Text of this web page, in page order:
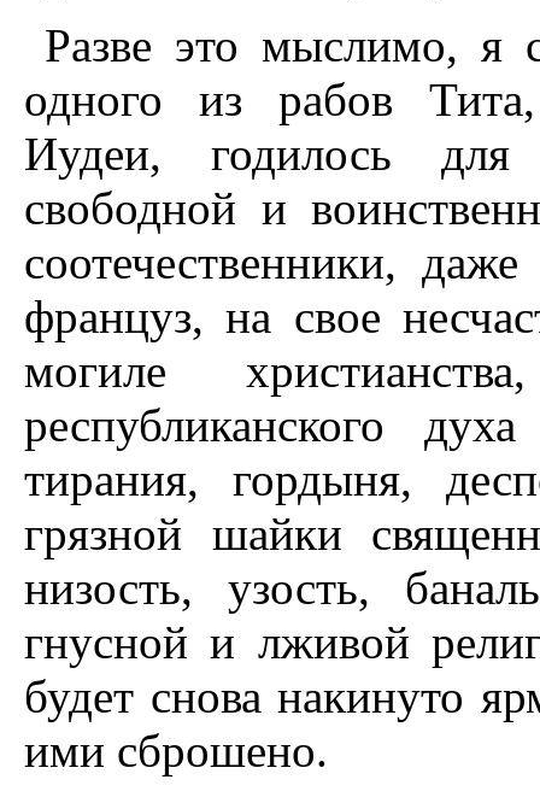
Разве это мыслимо, я
одного из рабов
Иудеи, годилось для
свободной и
соотечественники,
француз, на свое
могиле
республиканского
тирания, гордыня,
грязной шайки
низость, узость,
гнусной и лживой
будет снова накинуто
ими сброшено.